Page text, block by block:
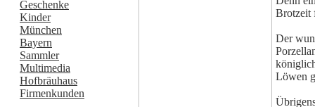
Geschenke
Kinder
München
Bayern
Sammler
Multimedia
Hofbräuhaus
Firmenkunden
Brotzeit
Der
Löwen